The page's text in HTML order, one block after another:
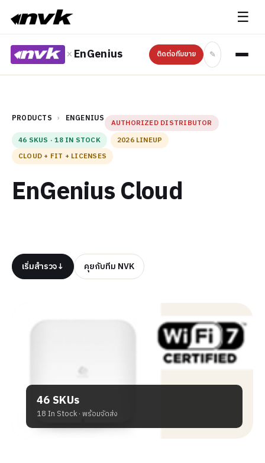
☰
×EnGenius ติดต่อทีมขาย ✎
PRODUCTS › ENGENIUS
AUTHORIZED DISTRIBUTOR
46 SKUS · 18 IN STOCK
2026 LINEUP
CLOUD + FIT + LICENSES
EnGenius Cloud
เริ่มสำรวจ↓ คุยกับทีม NVK
46 SKUs
18 In Stock · พร้อมจัดส่ง